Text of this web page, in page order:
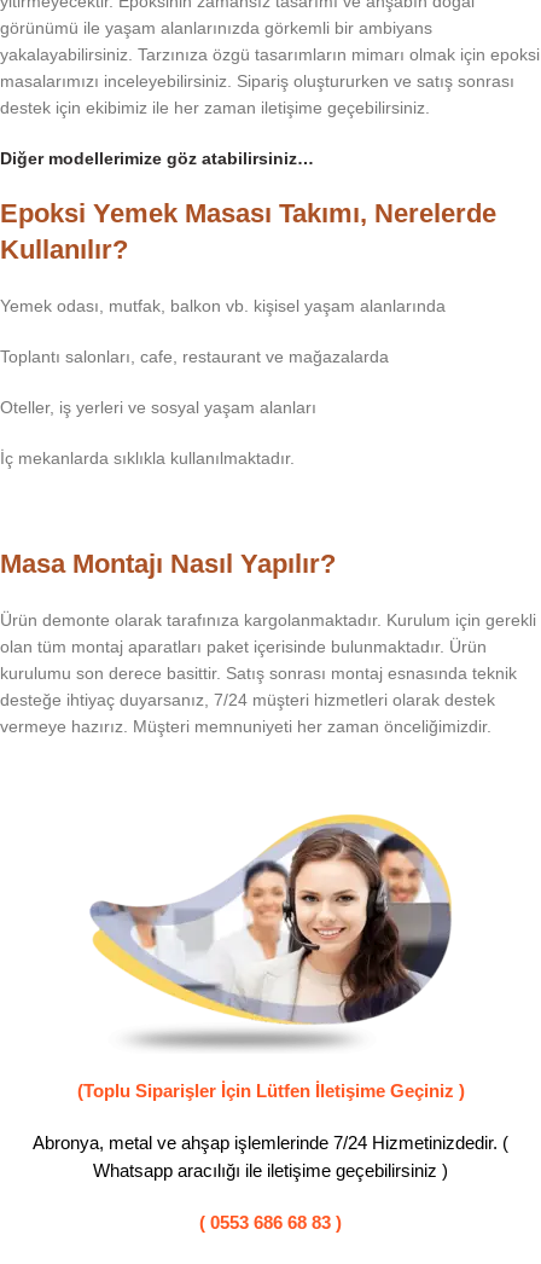
görünümü ile yaşam alanlarınızda görkemli bir ambiyans
yakalayabilirsiniz. Tarzınıza özgü tasarımların mimarı olmak için epoksi
masalarımızı inceleyebilirsiniz. Sipariş oluştururken ve satış sonrası
destek için ekibimiz ile her zaman iletişime geçebilirsiniz.
Diğer modellerimize göz atabilirsiniz…
Epoksi Yemek Masası Takımı, Nerelerde
Kullanılır?
Yemek odası, mutfak, balkon vb. kişisel yaşam alanlarında
Toplantı salonları, cafe, restaurant ve mağazalarda
Oteller, iş yerleri ve sosyal yaşam alanları
İç mekanlarda sıklıkla kullanılmaktadır.
Masa Montajı Nasıl Yapılır?
Ürün demonte olarak tarafınıza kargolanmaktadır. Kurulum için gerekli
olan tüm montaj aparatları paket içerisinde bulunmaktadır. Ürün
kurulumu son derece basittir. Satış sonrası montaj esnasında teknik
desteğe ihtiyaç duyarsanız, 7/24 müşteri hizmetleri olarak destek
vermeye hazırız. Müşteri memnuniyeti her zaman önceliğimizdir.
(Toplu Siparişler İçin Lütfen İletişime Geçiniz )
Abronya, metal ve ahşap işlemlerinde 7/24 Hizmetinizdedir. (
Whatsapp aracılığı ile iletişime geçebilirsiniz )
( 0553 686 68 83 )